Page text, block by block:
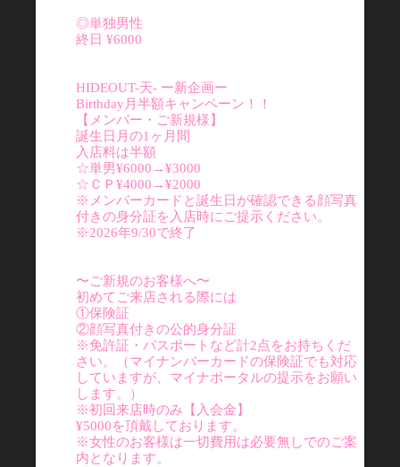
◎単独男性
終日 ¥6000
HIDEOUT-天- ー新企画ー
Birthday月半額キャンペーン！！
【メンバー・ご新規様】
誕生日月の1ヶ月間
入店料は半額
☆単男¥6000→¥3000
☆ＣＰ¥4000→¥2000
※メンバーカードと誕生日が確認できる顔写真
付きの身分証を入店時にご提示ください。
※2026年9/30で終了
〜ご新規のお客様へ〜
初めてご来店される際には
①保険証
②顔写真付きの公的身分証
※免許証・パスポートなど計2点をお持ちくだ
さい。（マイナンバーカードの保険証でも対応
していますが、マイナポータルの提示をお願い
します。）
※初回来店時のみ【入会金】
¥5000を頂戴しております。
※女性のお客様は一切費用は必要無しでのご案
内となります。